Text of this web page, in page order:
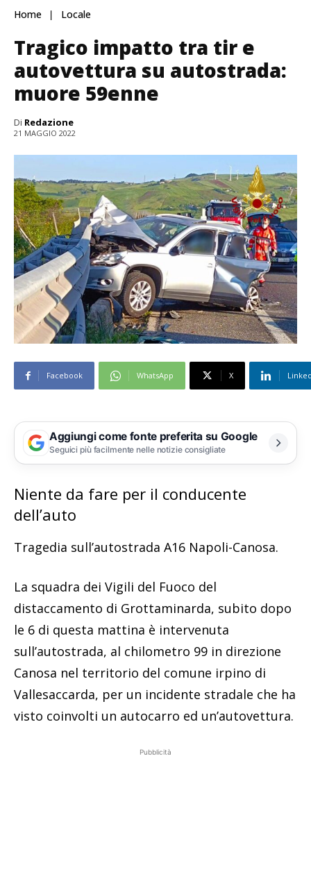
Home Locale
Tragico impatto tra tir e
autovettura su autostrada:
muore 59enne
Di Redazione
21 MAGGIO 2022
Facebook WhatsApp X
Aggiungi come fonte preferita su Google
Seguici più facilmente nelle notizie consigliate
Niente da fare per il conducente
dell’auto
Tragedia sull’autostrada A16 Napoli-Canosa.
La squadra dei Vigili del Fuoco del
distaccamento di Grottaminarda, subito dopo
le 6 di questa mattina è intervenuta
sull’autostrada, al chilometro 99 in direzione
Canosa nel territorio del comune irpino di
Vallesaccarda, per un incidente stradale che ha
visto coinvolti un autocarro ed un’autovettura.
Pubblicità